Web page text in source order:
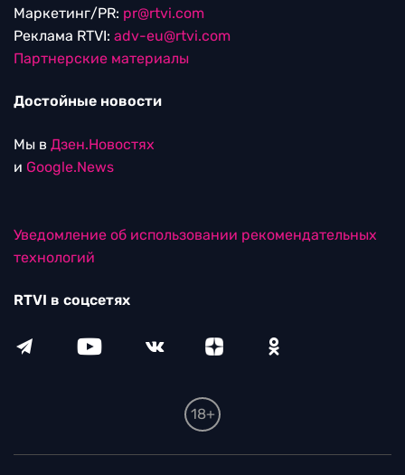
Маркетинг/PR: pr@rtvi.com
Реклама RTVI: adv-eu@rtvi.com
Партнерские материалы
Достойные новости
Мы в Дзен.Новостях
и Google.News
Уведомление об использовании рекомендательных
технологий
RTVI в соцсетях
18+